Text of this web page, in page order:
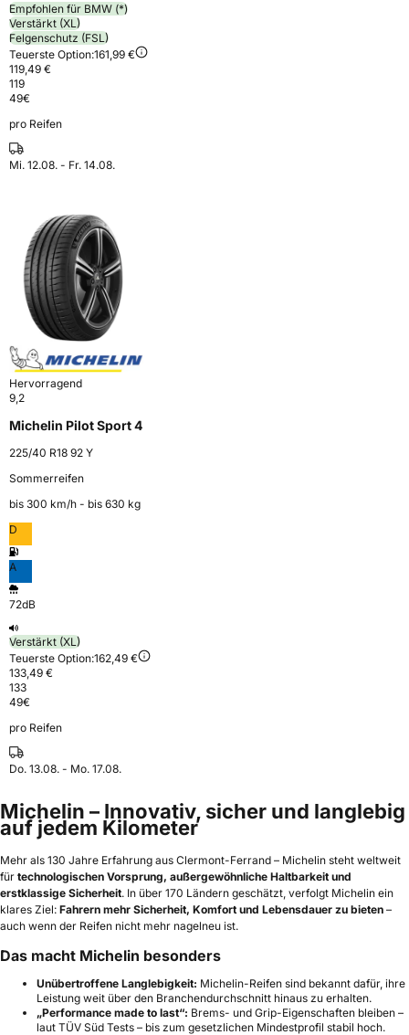
Empfohlen für BMW (*)
Verstärkt (XL)
Felgenschutz (FSL)
Teuerste Option:161,99 €
119,49 €
119
49€
pro Reifen
Mi. 12.08. - Fr. 14.08.
Hervorragend
9,2
Michelin Pilot Sport 4
225/40 R18 92 Y
Sommerreifen
bis 300 km⁠/⁠h - bis 630 kg
D
A
72dB
Verstärkt (XL)
Teuerste Option:162,49 €
133,49 €
133
49€
pro Reifen
Do. 13.08. - Mo. 17.08.
Michelin – Innovativ, sicher und langlebig
auf jedem Kilometer
Mehr als 130 Jahre Erfahrung aus Clermont-Ferrand – Michelin steht weltweit
für technologischen Vorsprung, außergewöhnliche Haltbarkeit und
erstklassige Sicherheit. In über 170 Ländern geschätzt, verfolgt Michelin ein
klares Ziel: Fahrern mehr Sicherheit, Komfort und Lebensdauer zu bieten –
auch wenn der Reifen nicht mehr nagelneu ist.
Das macht Michelin besonders
Unübertroffene Langlebigkeit: Michelin-Reifen sind bekannt dafür, ihre
Leistung weit über den Branchendurchschnitt hinaus zu erhalten.
„Performance made to last“: Brems- und Grip-Eigenschaften bleiben –
laut TÜV Süd Tests – bis zum gesetzlichen Mindestprofil stabil hoch.